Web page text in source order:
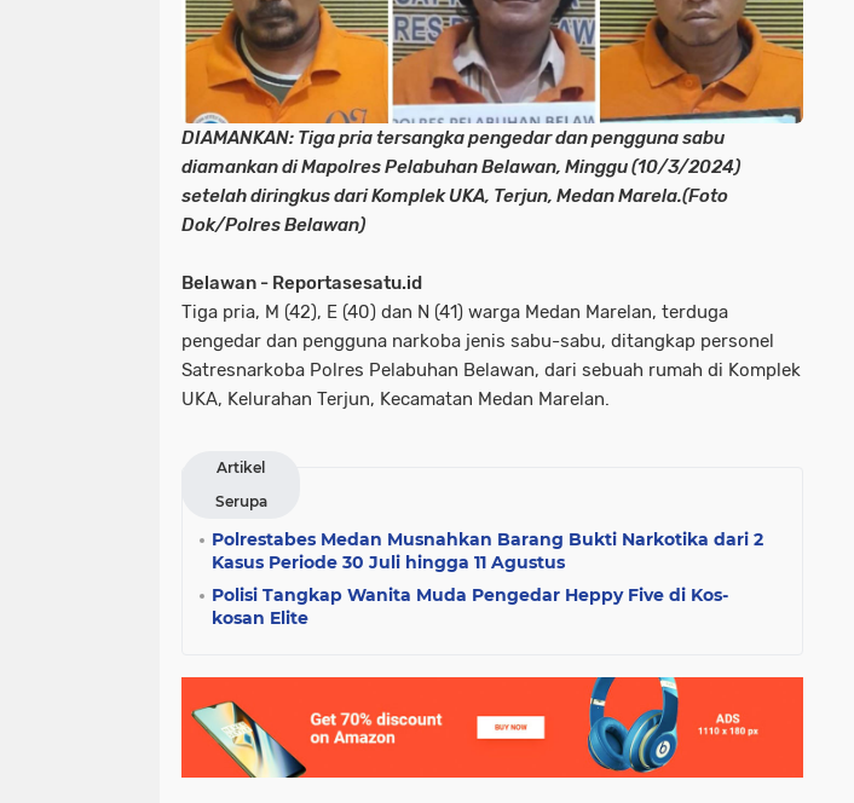
DIAMANKAN: Tiga pria tersangka pengedar dan pengguna sabu
diamankan di Mapolres Pelabuhan Belawan, Minggu (10/3/2024)
setelah diringkus dari Komplek UKA, Terjun, Medan Marela.(Foto
Dok/Polres Belawan)
Belawan - Reportasesatu.id
Tiga pria, M (42), E (40) dan N (41) warga Medan Marelan, terduga
pengedar dan pengguna narkoba jenis sabu-sabu, ditangkap personel
Satresnarkoba Polres Pelabuhan Belawan, dari sebuah rumah di Komplek
UKA, Kelurahan Terjun, Kecamatan Medan Marelan.
Artikel
Serupa
Polrestabes Medan Musnahkan Barang Bukti Narkotika dari 2
Kasus Periode 30 Juli hingga 11 Agustus
Polisi Tangkap Wanita Muda Pengedar Heppy Five di Kos-
kosan Elite